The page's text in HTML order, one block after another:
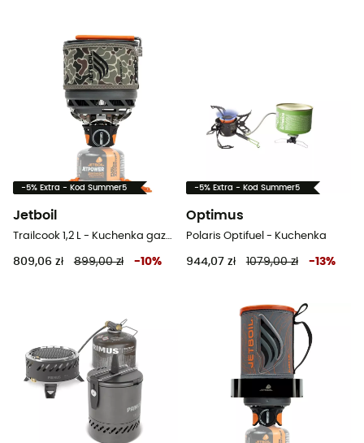
-5% Extra - Kod Summer5
Jetboil
809,06 zł 899,00 zł -10%
-5% Extra - Kod Summer5
Optimus
Polaris Optifuel - Kuchenka
944,07 zł 1079,00 zł -13%